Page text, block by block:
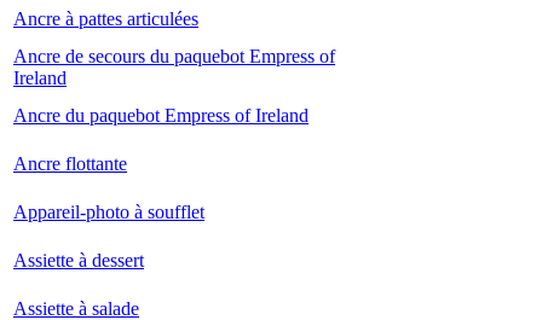
Ancre à pattes articulées
Ancre de secours du paquebot Empress of
Ireland
Ancre du paquebot Empress of Ireland
Ancre flottante
Appareil-photo à soufflet
Assiette à dessert
Assiette à salade